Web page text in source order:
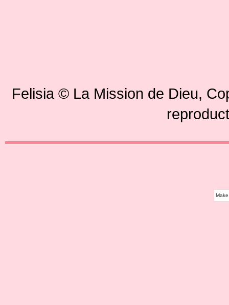
Felisia © La Mission de Dieu,